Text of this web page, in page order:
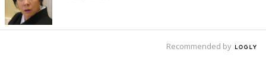
Recommended by